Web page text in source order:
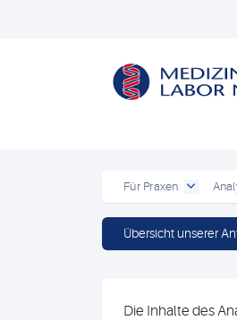
Für Praxen
Übersicht unserer
Die Inhalte des